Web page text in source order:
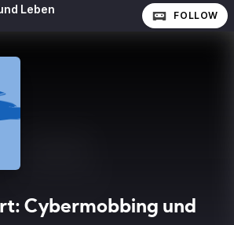
Leben FOLLOW
Cybermobbing und